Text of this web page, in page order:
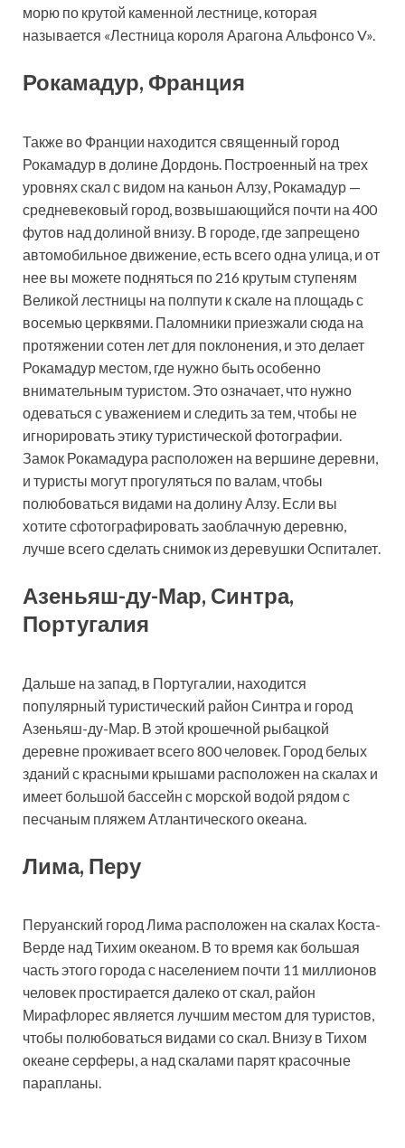
морю по крутой каменной лестнице, которая
называется «Лестница короля Арагона Альфонсо V».
Рокамадур, Франция
Также во Франции находится священный город
Рокамадур в долине Дордонь. Построенный на трех
уровнях скал с видом на каньон Алзу, Рокамадур —
средневековый город, возвышающийся почти на 400
футов над долиной внизу. В городе, где запрещено
автомобильное движение, есть всего одна улица, и от
нее вы можете подняться по 216 крутым ступеням
Великой лестницы на полпути к скале на площадь с
восемью церквями. Паломники приезжали сюда на
протяжении сотен лет для поклонения, и это делает
Рокамадур местом, где нужно быть особенно
внимательным туристом. Это означает, что нужно
одеваться с уважением и следить за тем, чтобы не
игнорировать этику туристической фотографии.
Замок Рокамадура расположен на вершине деревни,
и туристы могут прогуляться по валам, чтобы
полюбоваться видами на долину Алзу. Если вы
хотите сфотографировать заоблачную деревню,
лучше всего сделать снимок из деревушки Оспиталет.
Азеньяш-ду-Мар, Синтра,
Португалия
Дальше на запад, в Португалии, находится
популярный туристический район Синтра и город
Азеньяш-ду-Мар. В этой крошечной рыбацкой
деревне проживает всего 800 человек. Город белых
зданий с красными крышами расположен на скалах и
имеет большой бассейн с морской водой рядом с
песчаным пляжем Атлантического океана.
Лима, Перу
Перуанский город Лима расположен на скалах Коста-
Верде над Тихим океаном. В то время как большая
часть этого города с населением почти 11 миллионов
человек простирается далеко от скал, район
Мирафлорес является лучшим местом для туристов,
чтобы полюбоваться видами со скал. Внизу в Тихом
океане серферы, а над скалами парят красочные
парапланы.